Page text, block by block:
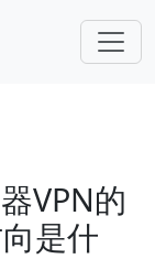
VPN的
是什